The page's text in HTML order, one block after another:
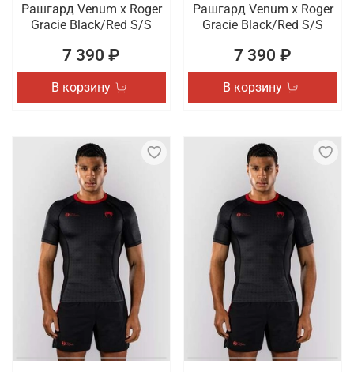
Рашгард Venum x Roger
Gracie Black/Red S/S
7 390 ₽
В корзину
Рашгард Venum x Roger
Gracie Black/Red S/S
7 390 ₽
В корзину